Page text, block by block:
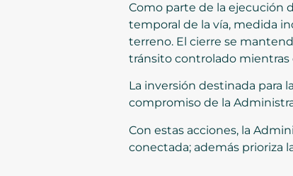
Como parte de la ejecución
temporal de la vía, medida
terreno. El cierre se
tránsito controlado
La inversión destinada para
compromiso de la
Con estas acciones, la
conectada; además prioriza